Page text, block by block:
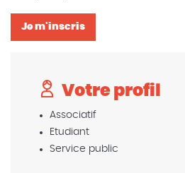
Votre profil
Associatif
Etudiant
Service public
Je m'inscris